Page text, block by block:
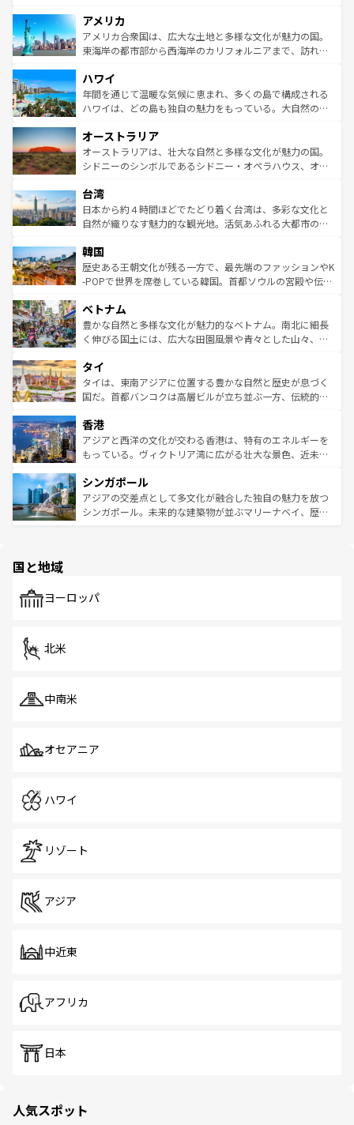
ンツ一覧を参照してほしい。
の建物がそのまま残る町や、スイスならではのユニークな
博物館もあり、アルプス観光だけでなく町歩きも満喫する
ことができる。国民の所得が高いため物価も高いが、旅行
ば市内交通費無料で観光を楽しむこともできる。 なお、新
着のスイス情報はコンテンツ一覧 を参照してほしい。
アメリカ
アメリカ合衆国は、広大な土地と多様な文化が魅力の国。
東海岸の都市部から西海岸のカリフォルニアまで、訪れる
のような巨大都市は、観光、ショッピング、エンターテイ
ンメントが詰まった刺激的なスポットだ。一方、アメリカ
西部には大自然が広がり、グランドキャニオンやイエロー
部のニューオーリンズでは、音楽と美食が融合した独特の
文化が魅力。旅行者はアメリカの各地域で異なる魅力を楽
しみながら、その多様性と豊かな歴史を感じることができ
ならではの贅沢な旅のスタイルだ。 なお、新着のアメリカ
情報はコンテンツ一覧を参照してほしい。
ハワイ
年間を通じて温暖な気候に恵まれ、多くの島で構成される
ハワイは、どの島も独自の魅力をもっている。大自然の神
ワイ島は見逃せない。また、定番の観光地といえばオアフ
島だが、静かな自然を求めるならマウイ島やカウアイ島が
おすすめ。エメラルドグリーンに輝く海をはじめ、豊かな
れるおもてなしの心で訪れる人々を迎えてくれるハワイの
人々、おいしいローカルフードやハワイアンミュージッ
ク、伝統的なフラダンスなど、すべてがハワイの魅力を彩
ワイを、存分に味わってほしい。 なお、新着のハワイ情報
はコンテンツ一覧を参照してほしい。
オーストラリア
オーストラリアは、壮大な自然と多様な文化が魅力の国。
シドニーのシンボルであるシドニー・オペラハウス、オー
リアリーフや大陸中央部にそびえるウルル（エアーズロッ
ク）、タスマニアの美しい原生林やケアンズの熱帯雨林な
ど、見どころがたくさん。また、カフェやワイン、オージ
いる。アクティビティも充実しており、サーフィンやダイ
ビング、ハイキングなど、アウトドア好きにはたまらな
い。オーストラリアの多彩な魅力を存分に味わいつくそ
参照してほしい。
台湾
日本から約４時間ほどでたどり着く台湾は、多彩な文化と
自然が織りなす魅力的な観光地。活気あふれる大都市の台
ン）、静ひつな山岳地帯である台湾東部など、都市の喧騒
と山間の静けさが共存しており、訪れる人に新しい発見と
驚きをもたらしてくれる。また、奥深い台湾の食文化も魅
容にもいいと評判のスイーツなど、バラエティ豊かな料理
が味わえる。 なお、新着の台湾情報は コンテンツ一覧を参
照してほしい。
韓国
歴史ある王朝文化が残る一方で、最先端のファッションやK
-POPで世界を席巻している韓国。首都ソウルの宮殿や伝統
き、地方に足を延ばせば四季折々の自然美を楽しむことが
できる。そして、キムチや焼肉、絶品のストリートフード
まで、さまざまな韓国料理が待っている。夜には、韓国な
リティに包まれながら、韓国の多彩な魅力を心ゆくまで味
わってみてほしい。 なお、新着の韓国情報はコンテンツ一
覧を参照してほしい。
ベトナム
豊かな自然と多様な文化が魅力的なベトナム。南北に細長
く伸びる国土には、広大な田園風景や青々とした山々、世
急速な発展と共に伝統が息づく。ハノイの古い町並みやホ
ーチミン市のフランス統治時代の建物も、独特の雰囲気を
醸し出している。また、バラエティの豊かさとおいしさで
とつ。フォーやバインミー、ベトナムコーヒーなどは、ぜ
ひ現地で味わいたい。どの地域を訪れてもあたたかい人々
が旅行者を迎えてくれるので、きっと忘れられない旅にな
参照してほしい。
タイ
タイは、東南アジアに位置する豊かな自然と歴史が息づく
国だ。首都バンコクは高層ビルが立ち並ぶ一方、伝統的な
の活気が交差している。北部ではチェンマイなどの山岳地
帯で自然と触れ合い、南部ではプーケットやクラビの美し
いビーチでリゾート気分を楽しむことができる。タイ料理
激する。気候は一年中温暖で、どの季節にも異なる楽しみ
が待っている。親しみやすいタイの人々、仏教を中心とし
た文化、そして多様な観光資源が、訪れる旅人を魅了し続
香港
アジアと西洋の文化が交わる香港は、特有のエネルギーを
もっている。ヴィクトリア湾に広がる壮大な景色、近未来
み、どこを訪れても感動するはず。観光スポットが密集し
ており、効率よく見どころを回れるのも魅力。息をのむよ
うな絶景から文化的な体験まで、香港を存分に楽しみ尽く
シンガポール
アジアの交差点として多文化が融合した独自の魅力を放つ
シンガポール。未来的な建築物が並ぶマリーナベイ、歴史
で、ホーカーズは地元の風情を楽しめる外せないスポット
国と地域
ヨーロッパ
北米
中南米
オセアニア
ハワイ
リゾート
アジア
中近東
アフリカ
日本
人気スポット